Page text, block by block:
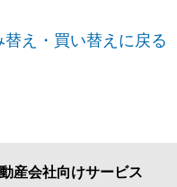
え・買い替えに戻る
産会社向けサービス